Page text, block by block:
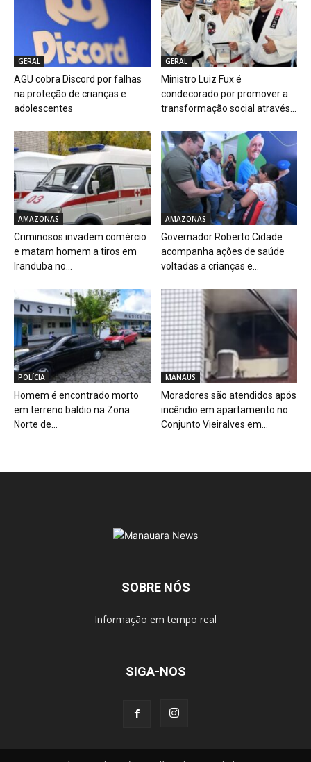
GERAL
AGU cobra Discord por falhas
na proteção de crianças e
adolescentes
GERAL
Ministro Luiz Fux é
condecorado por promover a
transformação social através...
AMAZONAS
Criminosos invadem comércio
e matam homem a tiros em
Iranduba no...
AMAZONAS
Governador Roberto Cidade
acompanha ações de saúde
voltadas a crianças e...
POLÍCIA
Homem é encontrado morto
em terreno baldio na Zona
Norte de...
MANAUS
Moradores são atendidos após
incêndio em apartamento no
Conjunto Vieiralves em...
SOBRE NÓS
Informação em tempo real
SIGA-NOS